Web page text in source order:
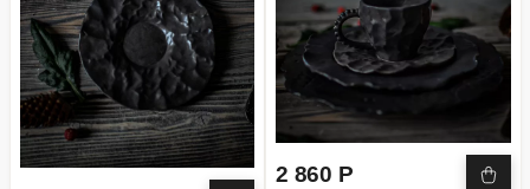
2 860 Р